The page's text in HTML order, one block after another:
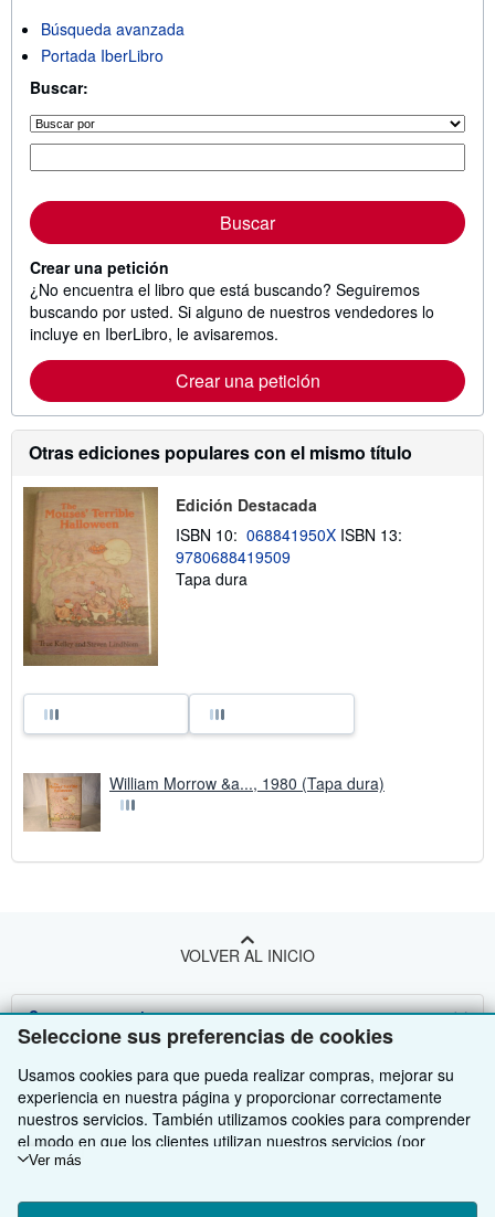
Seleccione sus preferencias de cookies
Usamos cookies para que pueda realizar compras, mejorar su
experiencia en nuestra página y proporcionar correctamente
nuestros servicios. También utilizamos cookies para comprender
el modo en que los clientes utilizan nuestros servicios (por
ejemplo, midiendo las visitas al sitio) y así poder realizar mejoras.
para mostrar contenido relevante en los anuncios y medir el
Ver más
Búsqueda avanzada
Portada IberLibro
Buscar:
Buscar
Crear una petición
¿No encuentra el libro que está buscando? Seguiremos
buscando por usted. Si alguno de nuestros vendedores lo
incluye en IberLibro, le avisaremos.
Crear una petición
Otras ediciones populares con el mismo título
Edición Destacada
ISBN 10: 068841950X ISBN 13:
9780688419509
Tapa dura
William Morrow &a..., 1980 (Tapa dura)
VOLVER AL INICIO
Compre con nosotros
Colecciones
Mi cuenta
Comenzar a vender
Únase a nuestro programa de afiliados
Sobre nosotros
Sobre IberLibro
Obtener Ayuda